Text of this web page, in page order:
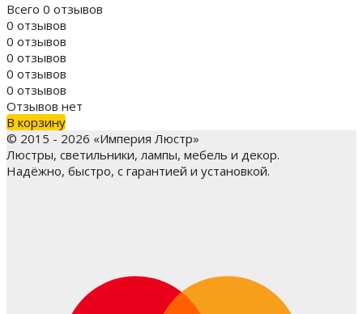
Всего 0 отзывов
0 отзывов
0 отзывов
0 отзывов
0 отзывов
0 отзывов
Отзывов нет
В корзину
© 2015 - 2026 «Империя Люстр»
Люстры, светильники, лампы, мебель и декор.
Надёжно, быстро, с гарантией и установкой.